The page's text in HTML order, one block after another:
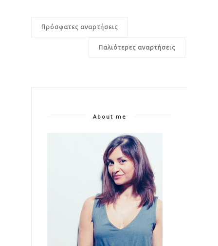
Πρόσφατες αναρτήσεις
Παλιότερες αναρτήσεις
About me